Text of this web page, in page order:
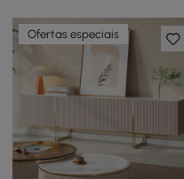
Ofertas especiais